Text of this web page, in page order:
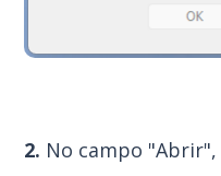
2. No campo